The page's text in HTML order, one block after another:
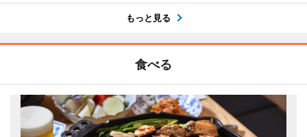
もっと見る
食べる